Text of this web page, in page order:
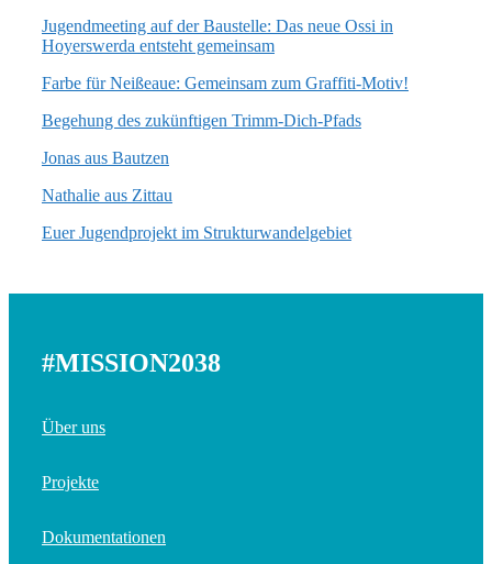
Jugendmeeting auf der Baustelle: Das neue Ossi in
Hoyerswerda entsteht gemeinsam
Farbe für Neißeaue: Gemeinsam zum Graffiti-Motiv!
Begehung des zukünftigen Trimm-Dich-Pfads
Jonas aus Bautzen
Nathalie aus Zittau
Euer Jugendprojekt im Strukturwandelgebiet
#MISSION2038
Über uns
Projekte
Dokumentationen